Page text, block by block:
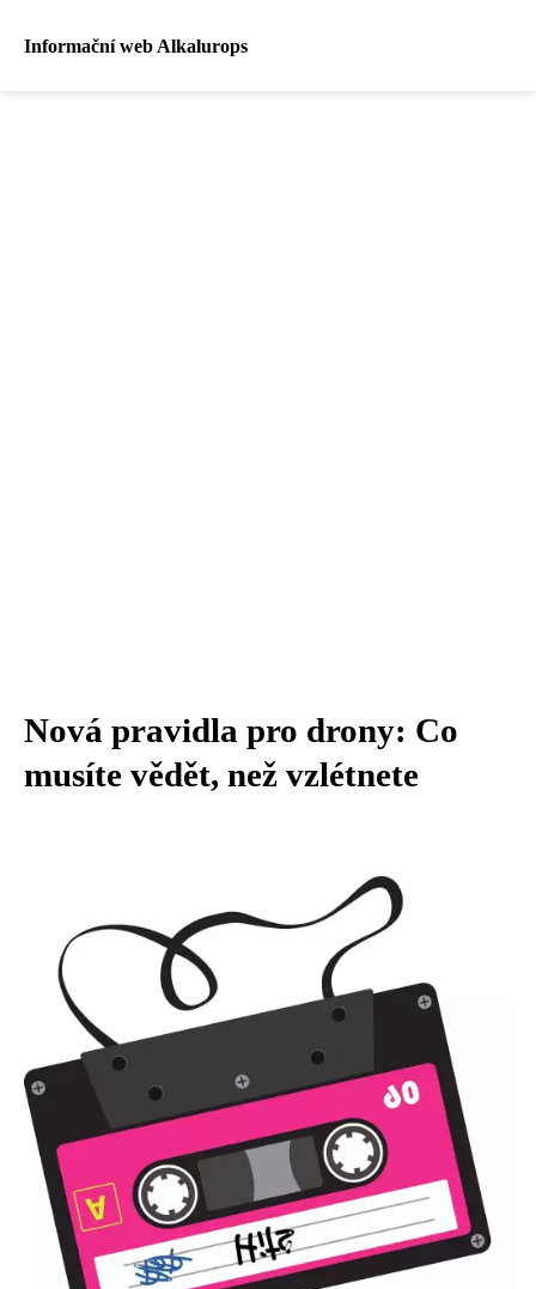
Informační web Alkalurops
Nová pravidla pro drony: Co
musíte vědět, než vzlétnete